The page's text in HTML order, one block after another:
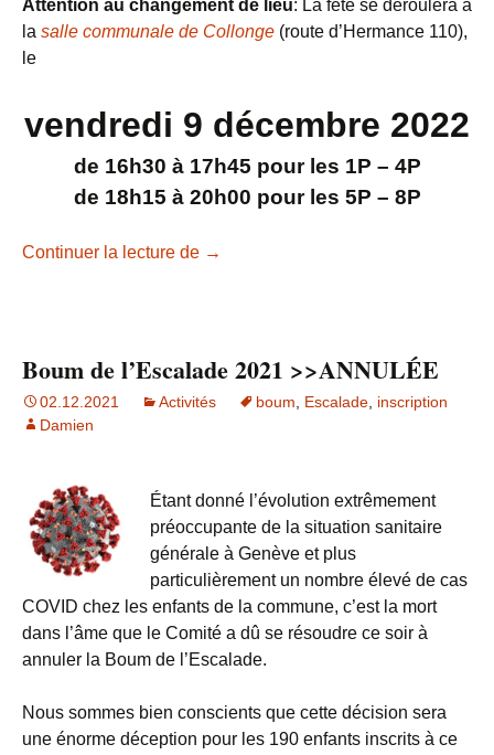
Attention au changement de lieu: La fête se déroulera à
la salle communale de Collonge (route d’Hermance 110),
le
vendredi 9 décembre 2022
de 16h30 à 17h45 pour les 1P – 4P
de 18h15 à 20h00 pour les 5P – 8P
Continuer la lecture de Boum de l’Escalade 2022
→
Boum de l’Escalade 2021 >>ANNULÉE
02.12.2021 Activités boum Escalade inscription
Damien
Étant donné l’évolution extrêmement
préoccupante de la situation sanitaire
générale à Genève et plus
particulièrement un nombre élevé de cas
COVID chez les enfants de la commune, c’est la mort
dans l’âme que le Comité a dû se résoudre ce soir à
annuler la Boum de l’Escalade.
Nous sommes bien conscients que cette décision sera
une énorme déception pour les 190 enfants inscrits à ce